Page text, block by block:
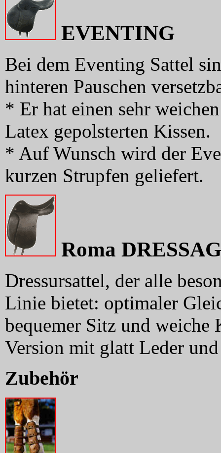
EVENTING
Bei dem Eventing Sattel
hinteren Pauschen
* Er hat einen sehr
Latex gepolsterten Kissen.
* Auf Wunsch wird der
kurzen Strupfen geliefert.
Roma
Dressursattel, der alle
Linie bietet: optimaler
bequemer Sitz und weiche
Version mit glatt Leder
Zubehör